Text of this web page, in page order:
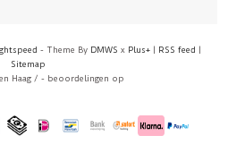
- Theme By DMWS x Plus+ | RSS feed |
Sitemap
Haag / - beoordelingen op